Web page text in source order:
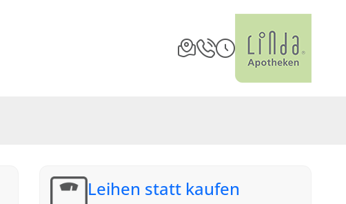
Leihen statt kaufen